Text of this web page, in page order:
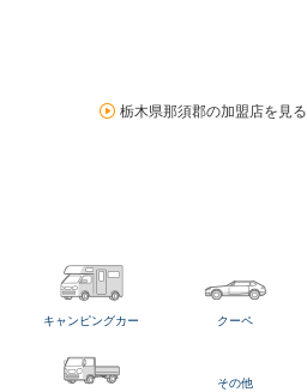
栃木県那須郡の加盟店を見る
キャンピングカー クーペ
その他